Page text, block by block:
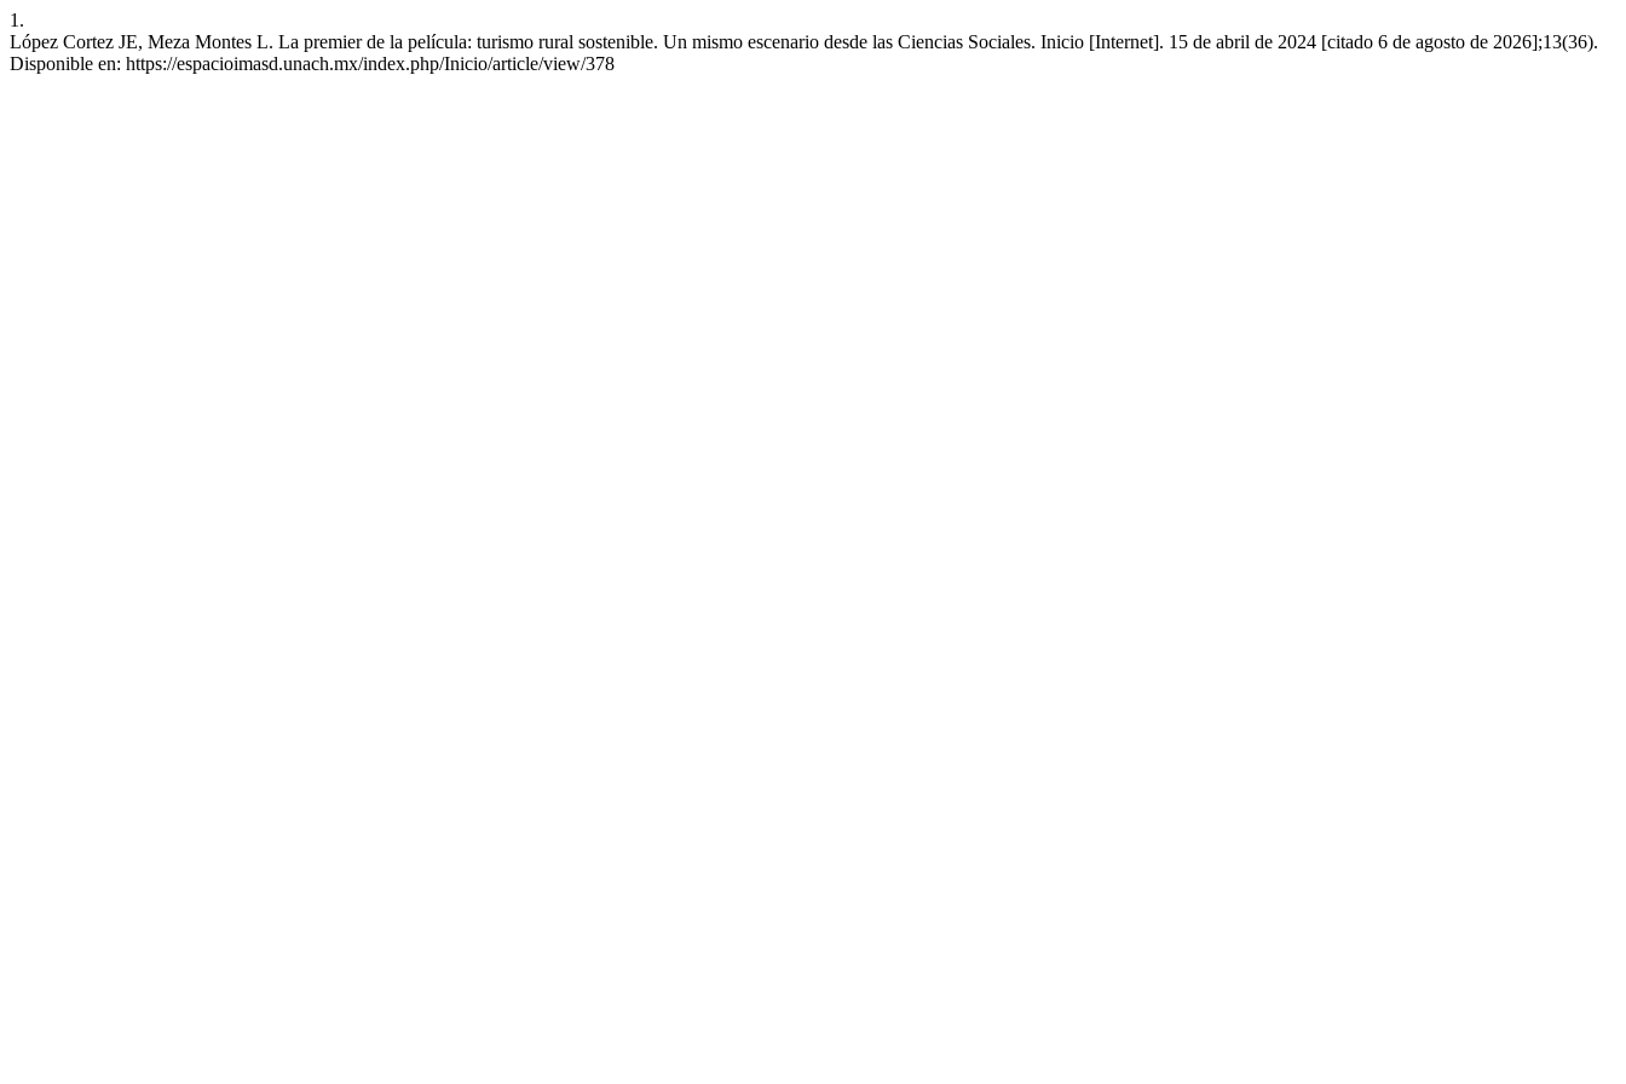
1.
López Cortez JE, Meza Montes L. La premier de la película: turismo rural sostenible. Un mismo escenario desde las Ciencias Sociales. Inicio [Internet]. 15 de abril de 2024 [citado 6 de agosto de 2026];13(36).
Disponible en: https://espacioimasd.unach.mx/index.php/Inicio/article/view/378